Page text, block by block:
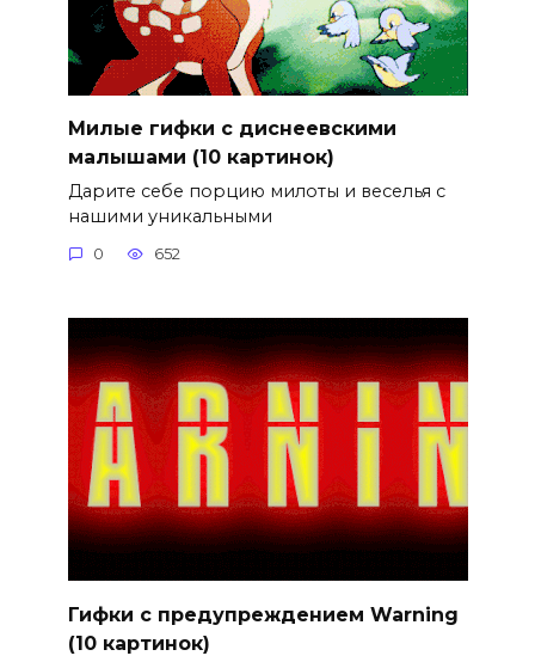
Милые гифки с диснеевскими
малышами (10 картинок)
Дарите себе порцию милоты и веселья с
нашими уникальными
0 652
Гифки с предупреждением Warning
(10 картинок)